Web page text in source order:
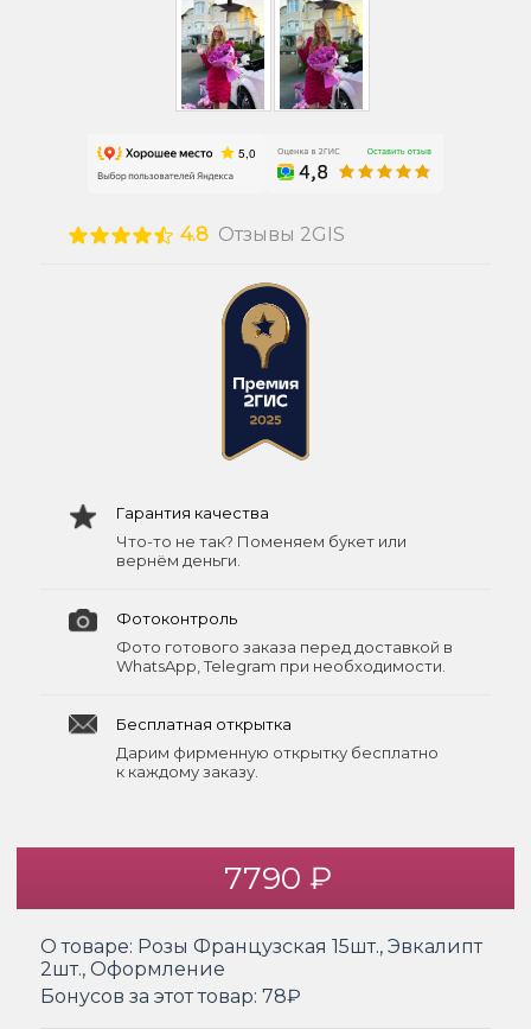
4.8 Отзывы 2GIS
Гарантия качества
Что-то не так? Поменяем букет или
вернём деньги.
Фотоконтроль
Фото готового заказа перед доставкой в
WhatsApp, Telegram при необходимости.
Бесплатная открытка
Дарим фирменную открытку бесплатно
к каждому заказу.
7790 ₽
О товаре: Розы Французская 15шт., Эвкалипт
2шт., Оформление
Бонусов за этот товар: 78₽